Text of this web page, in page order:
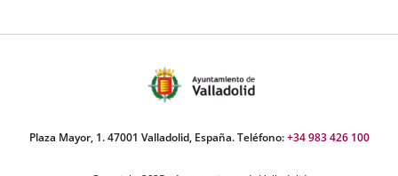
aplicación
Plaza Mayor, 1. 47001 Valladolid, España. Teléfono:+34 983 426 100